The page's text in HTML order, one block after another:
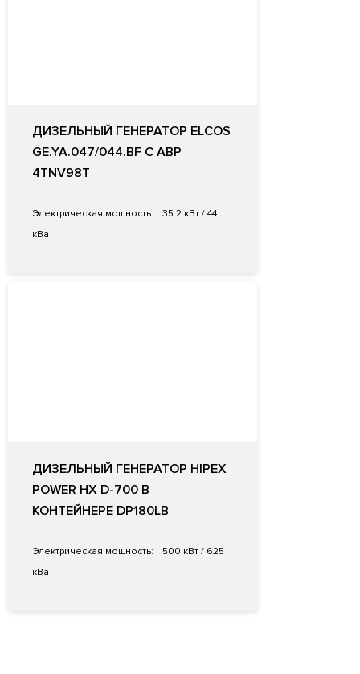
ДИЗЕЛЬНЫЙ ГЕНЕРАТОР ELCOS
GE.YA.047/044.BF С АВР
4TNV98T
Электрическая мощность:
35.2 кВт / 44
кВа
ДИЗЕЛЬНЫЙ ГЕНЕРАТОР HIPEX
POWER HX D-700 В
КОНТЕЙНЕРЕ DP180LB
Электрическая мощность:
500 кВт / 625
кВа